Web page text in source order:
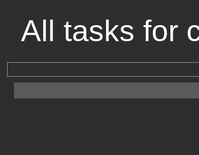
All tasks for